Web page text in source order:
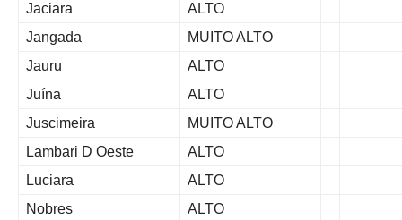
Jaciara
ALTO
Jangada
MUITO ALTO
Jauru
ALTO
Juína
ALTO
Juscimeira
MUITO ALTO
Lambari D Oeste
ALTO
Luciara
ALTO
Nobres
ALTO